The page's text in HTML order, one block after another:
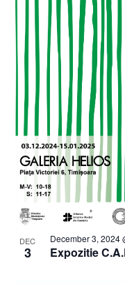
DEC
3 Expozitie
December 3, 2024